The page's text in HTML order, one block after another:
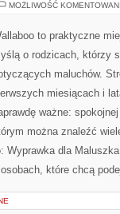
MOŻLIWOŚĆ
to praktyczne
o rodzicach, którzy
maluchów.
miesiącach i
ważne:
można znaleźć
Wyprawka dla
które chcą